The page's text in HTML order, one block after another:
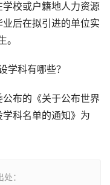
校或户籍地人力资源
后在拟引进的单位实
学科有哪些？
布的《关于公布世界
科名单的通知》为
：